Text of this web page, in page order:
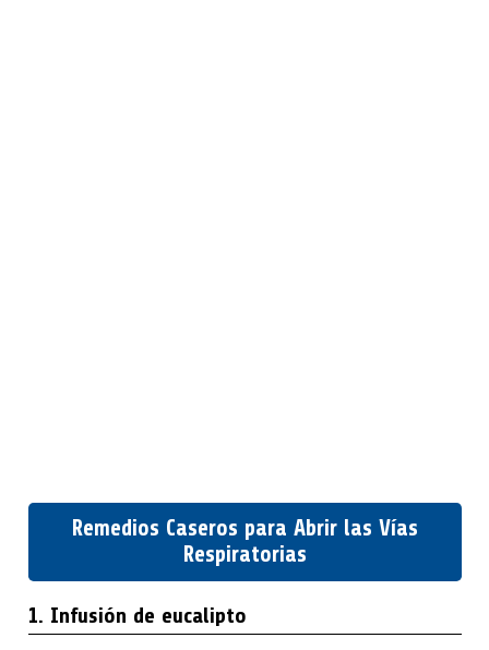
Remedios Caseros para Abrir las Vías
Respiratorias
1. Infusión de eucalipto